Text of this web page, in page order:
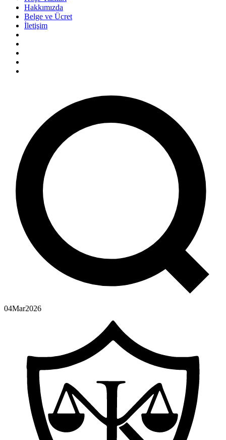
Hakkımızda
Belge ve Ücret
İletişim
04Mar2026